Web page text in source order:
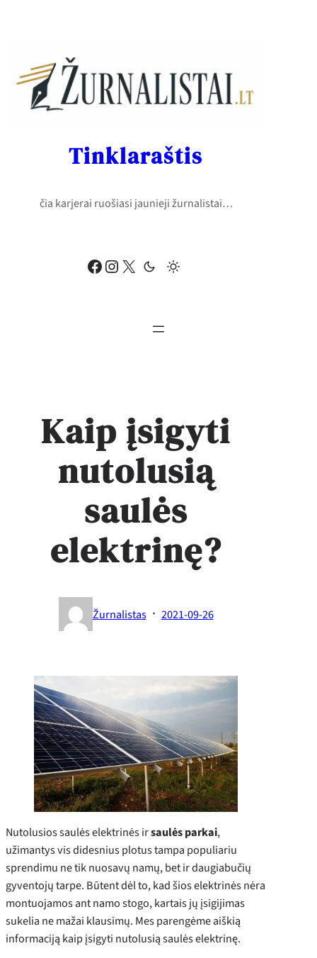
Facebook Instagram X
Tinklaraštis
čia karjerai ruošiasi jaunieji žurnalistai…
Kaip įsigyti
nutolusią
saulės
elektrinę?
Žurnalistas · 2021-09-26
Nutolusios saulės elektrinės irsaulės parkai,
užimantys vis didesnius plotus tampa populiariu
sprendimu ne tik nuosavų namų, bet ir daugiabučių
gyventojų tarpe. Būtent dėl to, kad šios elektrinės nėra
montuojamos ant namo stogo, kartais jų įsigijimas
sukelia ne mažai klausimų. Mes parengėme aiškią
informaciją kaip įsigyti nutolusią saulės elektrinę.